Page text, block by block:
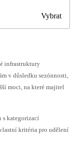
Vybrat
infrastruktury
v důsledku sezónnosti,
moci, na které majitel
s kategorizací
kritéria pro udělení